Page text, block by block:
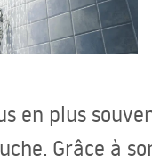
en plus
Grâce à